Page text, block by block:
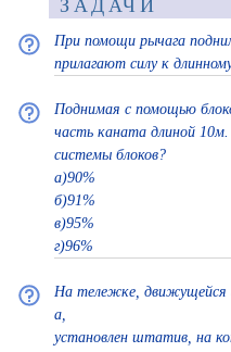
ЗАДАЧИ
При помощи рычага
прилагают силу к
Поднимая с помощью
часть каната длиной
системы блоков?
а)90%
б)91%
в)95%
г)96%
На тележке, движущейся
а,
установлен штатив, на